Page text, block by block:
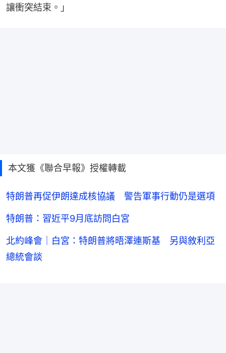
讓衝突結束。」
本文獲《聯合早報》授權轉載
特朗普再促伊朗達成核協議 警告軍事行動仍是選項
特朗普：習近平9月底訪問白宮
北約峰會｜白宮：特朗普將晤澤連斯基 另與敘利亞
總統會談